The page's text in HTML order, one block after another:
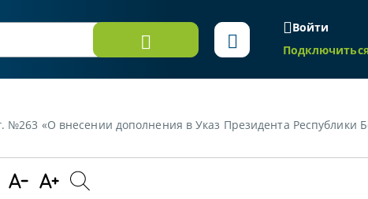
Войти
внесении дополнения в Указ Президента Республики Беларусь от